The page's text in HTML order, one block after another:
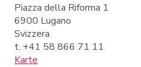
Piazza della Riforma 1
6900 Lugano
Svizzera
t. +41 58 866 71 11
Karte